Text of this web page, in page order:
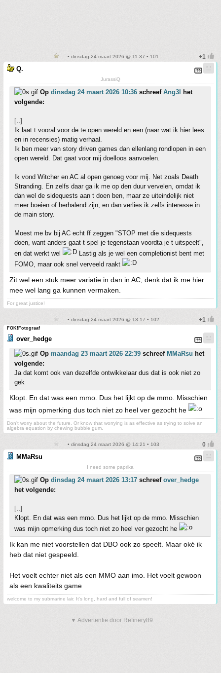
• dinsdag 24 maart 2026 @ 11:37 • 101
Q.
JurassiQ
Op dinsdag 24 maart 2026 10:36 schreef Ang3l
het
volgende:
[..]
Ik laat t vooral voor de te open wereld en een (naar wat ik hier lees
en in recensies) matig verhaal.
Ik ben meer van story driven games dan ellenlang rondlopen in een
open wereld. Dat gaat voor mij doelloos aanvoelen.
Ik vond Witcher en AC al open genoeg voor mij. Net zoals Death
Stranding. En zelfs daar ga ik me op den duur vervelen, omdat ik
dan wel de sidequests aan t doen ben, maar ze uiteindelijk niet
meer boeien of herhalend zijn, en dan verlies ik zelfs interesse in
de main story.
Moest me bv bij AC echt ff zeggen "STOP met die sidequests
doen, want anders gaat t spel je tegenstaan voordta je t uitspeelt",
en dat werkt wel
Lastig als je wel een completionist bent met
FOMO, maar ook snel verveeld raakt
Zit wel een stuk meer variatie in dan in AC, denk dat ik me hier
mee wel lang ga kunnen vermaken.
For great justice!
• dinsdag 24 maart 2026 @ 13:17 • 102
FOK!Fotograaf
over_hedge
Op maandag 23 maart 2026 22:39 schreef MMaRsu het
volgende:
Ja dat komt ook van dezelfde ontwikkelaar dus dat is ook niet zo
gek
Klopt. En dat was een mmo. Dus het lijkt op de mmo. Misschien
was mijn opmerking dus toch niet zo heel ver gezocht he
Don't worry about the future. Or know that worrying is as effective as trying to solve an
algebra equation by chewing bubble gum.
• dinsdag 24 maart 2026 @ 14:21 • 103
MMaRsu
I need some paprika
Op dinsdag 24 maart 2026 13:17 schreef over_hedge
het volgende:
[..]
Klopt. En dat was een mmo. Dus het lijkt op de mmo. Misschien
was mijn opmerking dus toch niet zo heel ver gezocht he
Ik kan me niet voorstellen dat DBO ook zo speelt. Maar oké ik
heb dat niet gespeeld.
Het voelt echter niet als een MMO aan imo. Het voelt gewoon
als een kwaliteits game
welcome to my submarine lair. It's long, hard and full of seamen!
▼ Advertentie door Refinery89